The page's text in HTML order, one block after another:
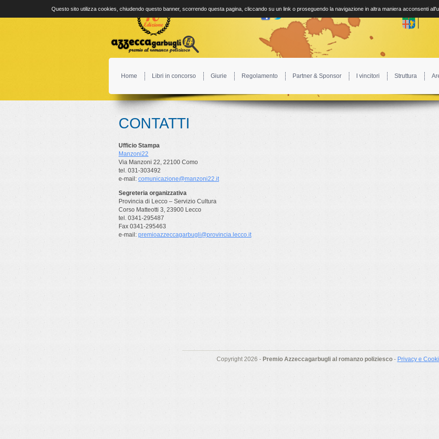
Home Libri in concorso Giurie Regolamento Partner & Sponsor I vincitori Struttura
CONTATTI
Ufficio Stampa
Manzoni22
Via Manzoni 22, 22100 Como
tel. 031-303492
e-mail: comunicazione@manzoni22.it
Segreteria organizzativa
Provincia di Lecco – Servizio Cultura
Corso Matteotti 3, 23900 Lecco
tel. 0341-295487
Fax 0341-295463
e-mail: premioazzeccagarbugli@provincia.lecco.it
Copyright 2026 - Premio Azzeccagarbugli al romanzo poliziesco- Privacy e
Questo sito utilizza cookies, chiudendo questo banner, scorrendo questa pagina, cliccando su un link o proseguendo la navigazione in altra maniera acconsenti